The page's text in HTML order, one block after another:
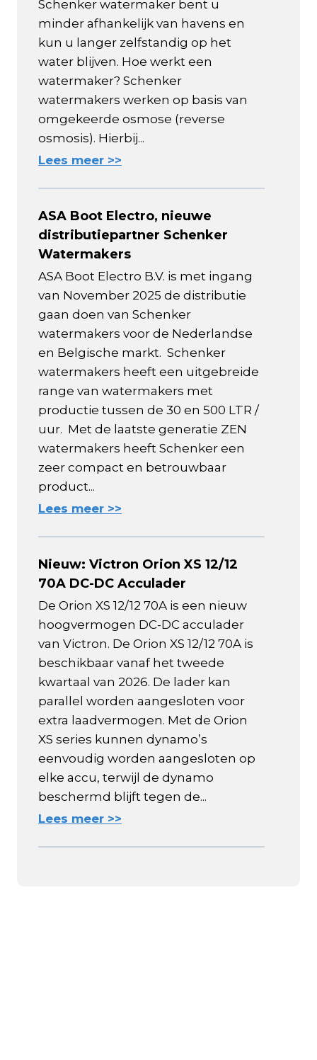
Schenker watermaker bent u
minder afhankelijk van havens en
kun u langer zelfstandig op het
water blijven. Hoe werkt een
watermaker? Schenker
watermakers werken op basis van
omgekeerde osmose (reverse
osmosis). Hierbij...
Lees meer >>
ASA Boot Electro, nieuwe
distributiepartner Schenker
Watermakers
ASA Boot Electro B.V. is met ingang
van November 2025 de distributie
gaan doen van Schenker
watermakers voor de Nederlandse
en Belgische markt. Schenker
watermakers heeft een uitgebreide
range van watermakers met
productie tussen de 30 en 500 LTR /
uur. Met de laatste generatie ZEN
watermakers heeft Schenker een
zeer compact en betrouwbaar
product...
Lees meer >>
Nieuw: Victron Orion XS 12/12
70A DC-DC Acculader
De Orion XS 12/12 70A is een nieuw
hoogvermogen DC-DC acculader
van Victron. De Orion XS 12/12 70A is
beschikbaar vanaf het tweede
kwartaal van 2026. De lader kan
parallel worden aangesloten voor
extra laadvermogen. Met de Orion
XS series kunnen dynamo’s
eenvoudig worden aangesloten op
elke accu, terwijl de dynamo
beschermd blijft tegen de...
Lees meer >>